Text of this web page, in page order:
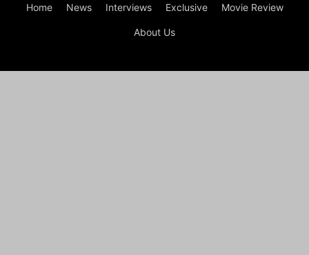
Home News Interviews Exclusive Movie Review
About Us